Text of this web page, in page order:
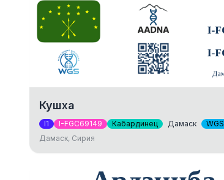
Кушха
I1 I-FGC69149 Кабардинец Дамаск
WGS
Дамаск, Сирия